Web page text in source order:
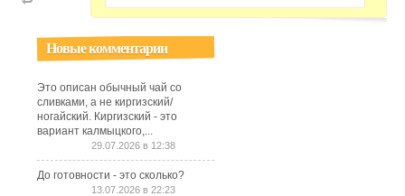
Новые комментарии
Это описан обычный чай со
сливками, а не киргизский/
ногайский. Киргизский - это
вариант калмыцкого,...
29.07.2026 в 12:38
До готовности - это сколько?
13.07.2026 в 22:23